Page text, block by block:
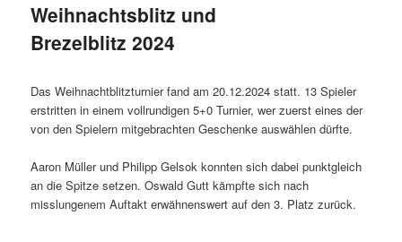
springen
springen
Weihnachtsblitz und
Brezelblitz 2024
Das Weihnachtblitzturnier fand am 20.12.2024 statt. 13 Spieler
erstritten in einem vollrundigen 5+0 Turnier, wer zuerst eines der
von den Spielern mitgebrachten Geschenke auswählen dürfte.
Aaron Müller und Philipp Gelsok konnten sich dabei punktgleich
an die Spitze setzen. Oswald Gutt kämpfte sich nach
misslungenem Auftakt erwähnenswert auf den 3. Platz zurück.